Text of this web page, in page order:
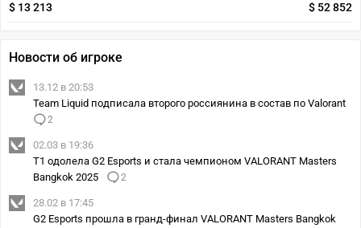
$ 13 213
$ 52 852
Новости об игроке
13.12 в 20:53
Team Liquid подписала второго россиянина в состав по Valorant
2
02.03 в 19:36
T1 одолела G2 Esports и стала чемпионом VALORANT Masters
Bangkok 2025
2
28.02 в 17:45
G2 Esports прошла в гранд-финал VALORANT Masters Bangkok